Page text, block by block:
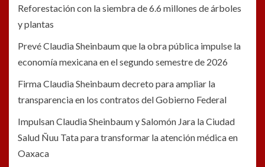
Reforestación con la siembra de 6.6 millones de árboles
y plantas
Prevé Claudia Sheinbaum que la obra pública impulse la
economía mexicana en el segundo semestre de 2026
Firma Claudia Sheinbaum decreto para ampliar la
transparencia en los contratos del Gobierno Federal
Impulsan Claudia Sheinbaum y Salomón Jara la Ciudad
Salud Ñuu Tata para transformar la atención médica en
Oaxaca